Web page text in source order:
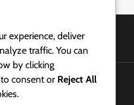
Zona 1-3-1
em Zona 1-3-1
experience, deliver
traffic. You can
by clicking
to consent or Reject All